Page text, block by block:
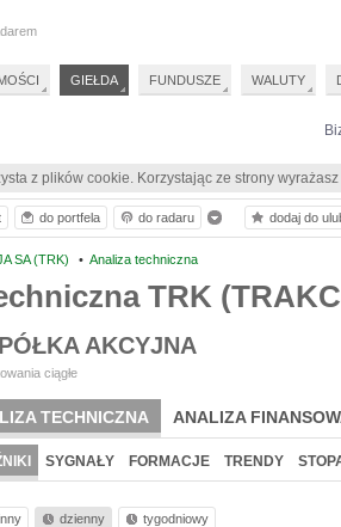
z plików cookie. Korzystając ze strony
SA (TRK) • Analiza techniczna
TRK
AKCYJNA
ciągłe
TECHNICZNA ANALIZA
SYGNAŁY FORMACJE TRENDY
dzienny tygodniowy
do portfela do radaru dodaj do
GIEŁDA FUNDUSZE WALUTY